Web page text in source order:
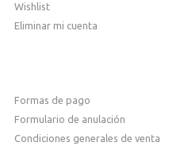
Wishlist
Eliminar mi cuenta
Formas de pago
Formulario de anulación
Condiciones generales de venta